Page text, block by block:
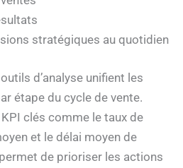
stratégiques au quotidien
d’analyse unifient les
étape du cycle de vente.
clés comme le taux de
et le délai moyen de
de prioriser les actions